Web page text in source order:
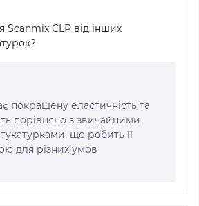
Scanmix CLP від інших
покращену еластичність та
порівняно з звичайними
що робить її
для різних умов